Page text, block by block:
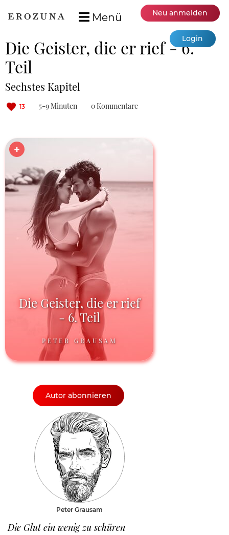
Menü Neu anmelden
Login
Die Geister, die er rief - 6.
Teil
Sechstes Kapitel
13 5-9 Minuten 0 Kommentare
Die Geister, die er rief
- 6. Teil
PETER GRAUSAM
Autor abonnieren
Peter Grausam
Die Glut ein wenig zu schüren